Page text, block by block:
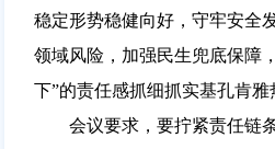
稳定形势稳健向好，守牢安全
领域风险，加强民生兜底保障
下”的责任感抓细抓实基孔肯雅
会议要求，要拧紧责任链